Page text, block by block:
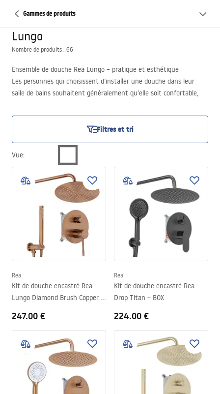
Gammes de produits
Lungo
Nombre de produits : 66
Ensemble de douche Rea Lungo – pratique et esthétique
Les personnes qui choisissent d’installer une douche dans leur
salle de bains souhaitent généralement qu’elle soit confortable,
également importante pour elles, et l’ensemble de douche doit
être assorti, par son style et sa couleur, aux autres éléments de
cette pièce. L’ensemble de douche Rea Lungo est une excellente
réponse à ces besoins. Découvrez-le dès maintenant en
parcourant toute la gamme de ces produits ! Nous vous invitons à
le faire !
Filtres et tri
Vue:
Rea
Kit de douche encastré Rea
Lungo Diamond Brush Copper +
247.00 €
Rea
Kit de douche encastré Rea
Drop Titan + BOX
224.00 €